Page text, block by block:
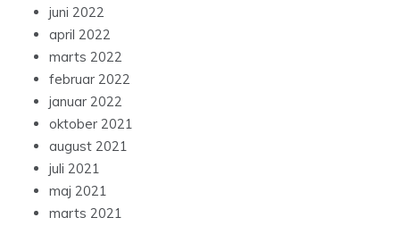
juni 2022
april 2022
marts 2022
februar 2022
januar 2022
oktober 2021
august 2021
juli 2021
maj 2021
marts 2021